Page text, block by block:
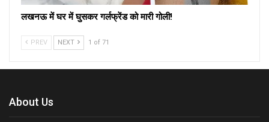
लखनऊ में घर में घुसकर गर्लफ्रेंड को मारी गोली!
PREV NEXT 1 of 71
About Us